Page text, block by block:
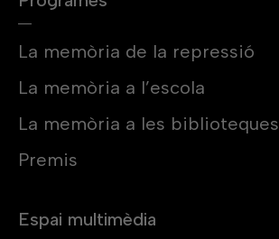
La memòria de la repressió
La memòria a l’escola
La memòria a les biblioteques
Premis
Espai multimèdia